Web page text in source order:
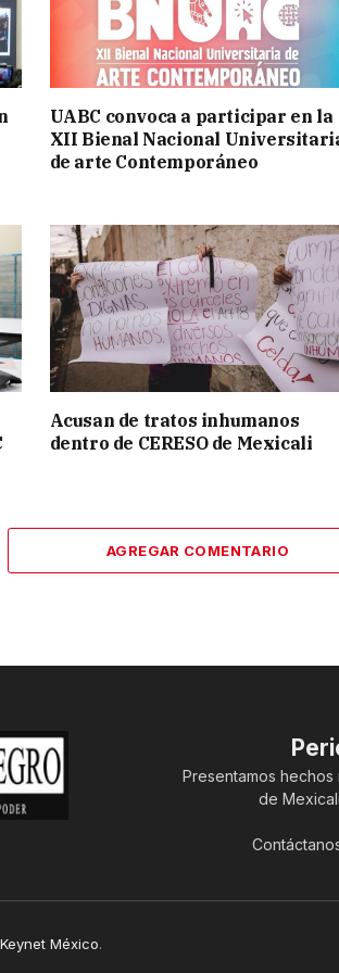
UABC convoca a participar en la
XII Bienal Nacional
de arte Contemporáneo
Acusan de tratos inhumanos
dentro de CERESO de Mexicali
AGREGAR COMENTARIO
Presentamos
de
Keynet México.